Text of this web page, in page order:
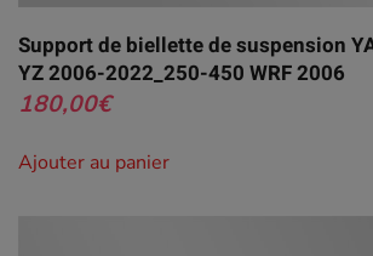
Support de biellette de suspension
YZ 2006-2022_250-450 WRF 2006
180,00€
Ajouter au panier